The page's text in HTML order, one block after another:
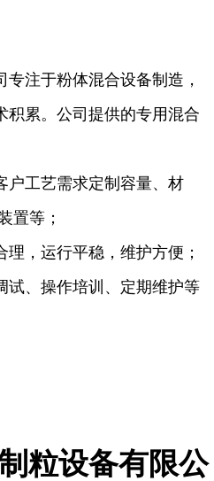
注于粉体混合设备制造，
积累。公司提供的专用混合
户工艺需求定制容量、材
置等；
，运行平稳，维护方便；
试、操作培训、定期维护等
粒设备有限公